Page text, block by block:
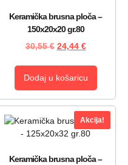
Keramička brusna ploča –
150x20x20 gr.80
30,55€ 24,44 €
Dodaj u košaricu
Akcija!
Keramička brusna ploča –